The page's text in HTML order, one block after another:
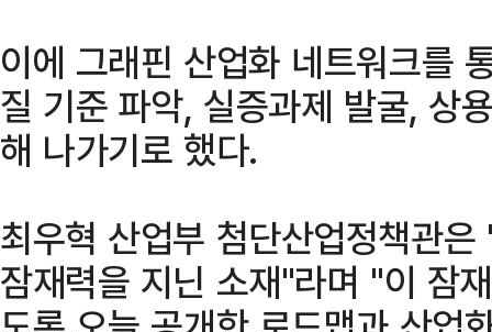
이에 그래핀 산업화 네트워크를
질 기준 파악, 실증과제 발굴, 상
해 나가기로 했다.
최우혁 산업부 첨단산업정책관
잠재력을 지닌 소재"라며 "이 잠